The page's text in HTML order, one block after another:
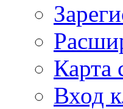
Карта
Вход